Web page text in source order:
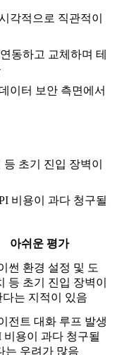
각적으로 직관적이
동하고 교체하며 테
이터 보안 측면에서
초기 진입 장벽이
비용이 과다 청구될
아쉬운 평가
썬 환경 설정 및 도
등 초기 진입 장벽이
다는 지적이 있음
전트 대화 루프 발생
비용이 과다 청구될
는 우려가 많음